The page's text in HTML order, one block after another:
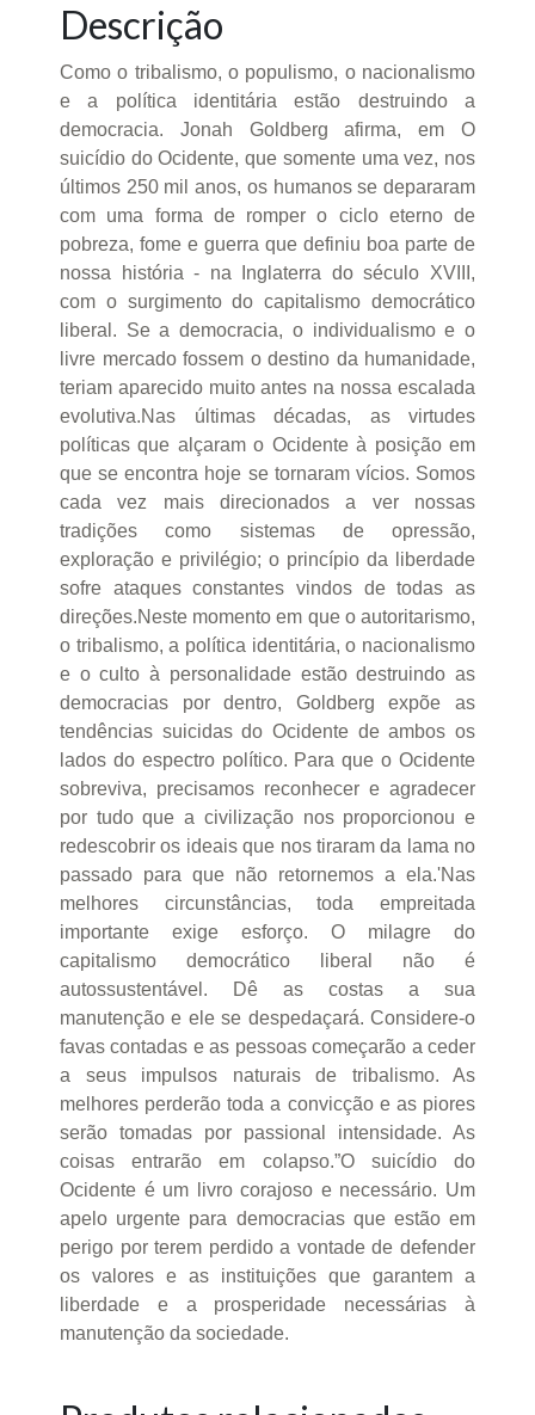
Descrição
Como o tribalismo, o populismo, o nacionalismo
e a política identitária estão destruindo a
democracia. Jonah Goldberg afirma, em O
suicídio do Ocidente, que somente uma vez, nos
últimos 250 mil anos, os humanos se depararam
com uma forma de romper o ciclo eterno de
pobreza, fome e guerra que definiu boa parte de
nossa história - na Inglaterra do século XVIII,
com o surgimento do capitalismo democrático
liberal. Se a democracia, o individualismo e o
livre mercado fossem o destino da humanidade,
teriam aparecido muito antes na nossa escalada
evolutiva.Nas últimas décadas, as virtudes
políticas que alçaram o Ocidente à posição em
que se encontra hoje se tornaram vícios. Somos
cada vez mais direcionados a ver nossas
tradições como sistemas de opressão,
exploração e privilégio; o princípio da liberdade
sofre ataques constantes vindos de todas as
direções.Neste momento em que o autoritarismo,
o tribalismo, a política identitária, o nacionalismo
e o culto à personalidade estão destruindo as
democracias por dentro, Goldberg expõe as
tendências suicidas do Ocidente de ambos os
lados do espectro político. Para que o Ocidente
sobreviva, precisamos reconhecer e agradecer
por tudo que a civilização nos proporcionou e
redescobrir os ideais que nos tiraram da lama no
passado para que não retornemos a ela.'Nas
melhores circunstâncias, toda empreitada
importante exige esforço. O milagre do
capitalismo democrático liberal não é
autossustentável. Dê as costas a sua
manutenção e ele se despedaçará. Considere-o
favas contadas e as pessoas começarão a ceder
a seus impulsos naturais de tribalismo. As
melhores perderão toda a convicção e as piores
serão tomadas por passional intensidade. As
coisas entrarão em colapso.”O suicídio do
Ocidente é um livro corajoso e necessário. Um
apelo urgente para democracias que estão em
perigo por terem perdido a vontade de defender
os valores e as instituições que garantem a
liberdade e a prosperidade necessárias à
manutenção da sociedade.